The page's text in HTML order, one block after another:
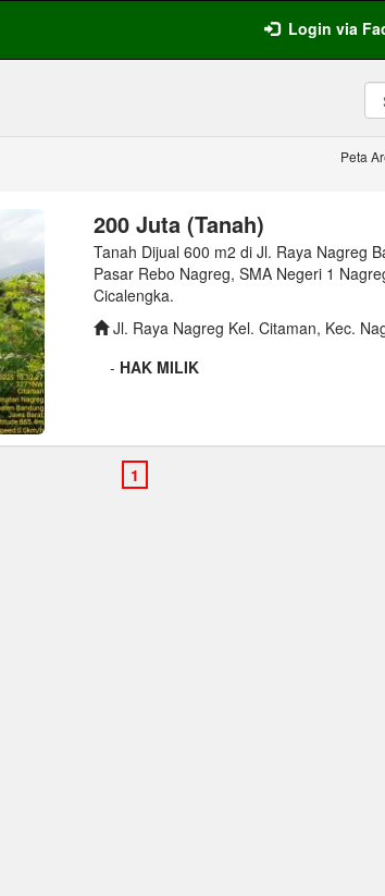
Login via
Peta
200 Juta (Tanah)
Tanah Dijual 600 m2 di Jl. Raya Nagreg
Pasar Rebo Nagreg, SMA Negeri 1
Cicalengka.
Jl. Raya Nagreg Kel. Citaman, Kec.
- HAK MILIK